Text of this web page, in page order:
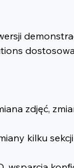
zdjęć,
kilku